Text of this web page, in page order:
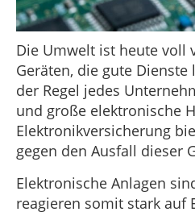
Die Umwelt ist heute voll
Geräten, die gute Dienste
der Regel jedes
und große elektronische
Elektronikversicherung
gegen den Ausfall dieser
Elektronische Anlagen
reagieren somit stark auf